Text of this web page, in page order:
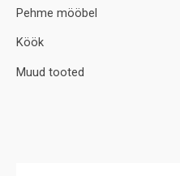
Pehme mööbel
Köök
Muud tooted